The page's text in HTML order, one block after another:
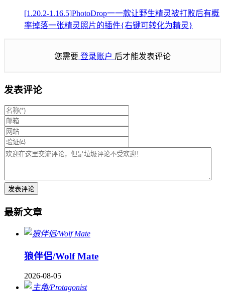
[1.20.2-1.16.5]PhotoDrop一一款让野生精灵被打败后有概
率掉落一张精灵照片的插件{右键可转化为精灵}
您需要 登录账户 后才能发表评论
发表评论
最新文章
狼伴侣/Wolf Mate
2026-08-05